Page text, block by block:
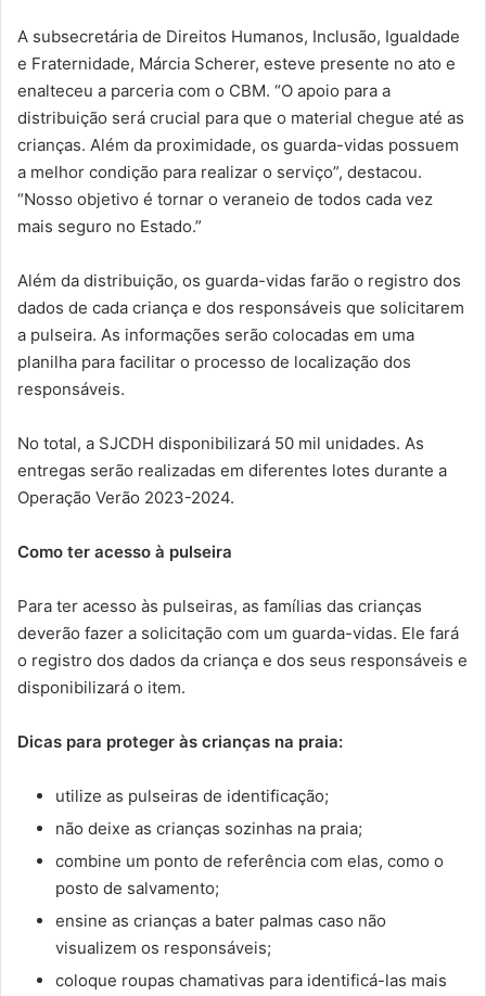
A subsecretária de Direitos Humanos, Inclusão, Igualdade
e Fraternidade, Márcia Scherer, esteve presente no ato e
enalteceu a parceria com o CBM. “O apoio para a
distribuição será crucial para que o material chegue até as
crianças. Além da proximidade, os guarda-vidas possuem
a melhor condição para realizar o serviço”, destacou.
“Nosso objetivo é tornar o veraneio de todos cada vez
mais seguro no Estado.”
Além da distribuição, os guarda-vidas farão o registro dos
dados de cada criança e dos responsáveis que solicitarem
a pulseira. As informações serão colocadas em uma
planilha para facilitar o processo de localização dos
responsáveis.
No total, a SJCDH disponibilizará 50 mil unidades. As
entregas serão realizadas em diferentes lotes durante a
Operação Verão 2023-2024.
Como ter acesso à pulseira
Para ter acesso às pulseiras, as famílias das crianças
deverão fazer a solicitação com um guarda-vidas. Ele fará
o registro dos dados da criança e dos seus responsáveis e
disponibilizará o item.
Dicas para proteger às crianças na praia:
utilize as pulseiras de identificação;
não deixe as crianças sozinhas na praia;
combine um ponto de referência com elas, como o
posto de salvamento;
ensine as crianças a bater palmas caso não
visualizem os responsáveis;
coloque roupas chamativas para identificá-las mais